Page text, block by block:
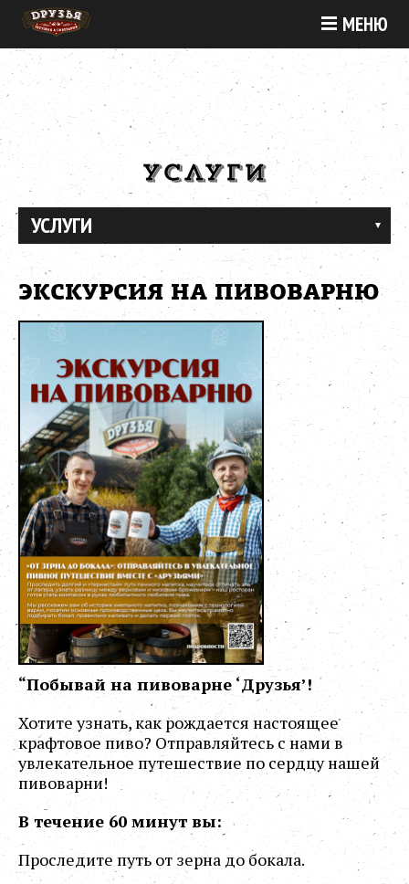
МЕНЮ
УСЛУГИ
УСЛУГИ
ЭКСКУРСИЯ НА ПИВОВАРНЮ
“Побывай на пивоварне ‘Друзья’!
Хотите узнать, как рождается настоящее
крафтовое пиво? Отправляйтесь с нами в
увлекательное путешествие по сердцу нашей
пивоварни!
В течение 60 минут вы:
Проследите путь от зерна до бокала.